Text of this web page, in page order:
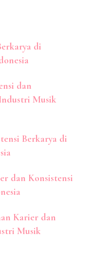
di
dan
Musik
Berkarya di
dan Konsistensi
Karier dan
Musik